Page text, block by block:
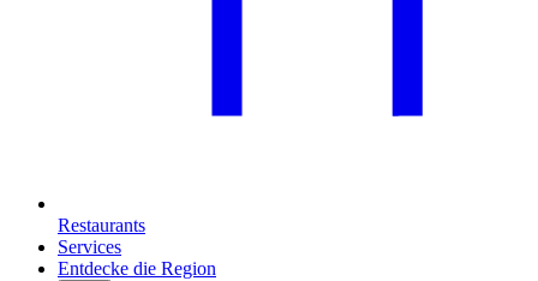
Restaurants
Services
Entdecke die Region